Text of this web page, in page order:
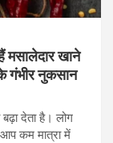
खाने
गंभीर नुकसान
देता है। लोग
कम मात्रा में